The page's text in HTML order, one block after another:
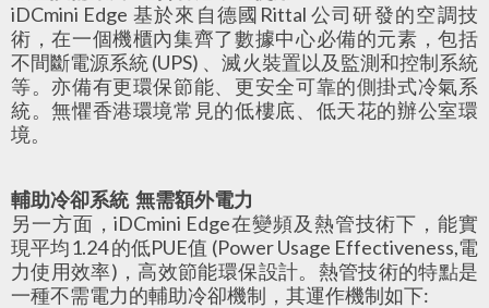
iDCmini Edge 基於來自德國Rittal 公司研發的空調技
術，在一個機櫃內集齊了數據中心必備的元素，包括
不間斷電源系統 (UPS) 、滅火裝置以及監測和控制系統
等。亦備有更環保節能、更安全可靠的側掛式冷氣系
統。無懼香港環境常見的低樓底、低天花的辦公室環
境。
輔助冷卻系統 無需額外電力
另一方面，iDCmini Edge在變頻及熱管技術下，能實
現平均1.24 的低PUE值 (Power Usage Effectiveness,電
力使用效率)，高效節能環保設計。熱管技術的特點是
一種不需電力的輔助冷卻機制，其運作機制如下: